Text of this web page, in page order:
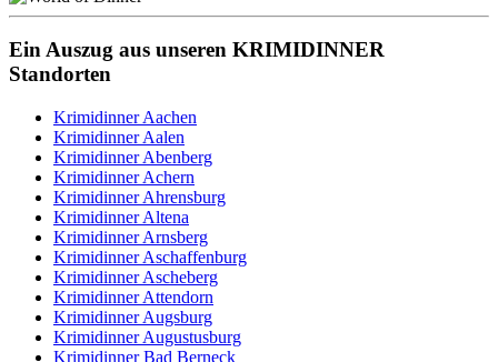
Ein Auszug aus unseren KRIMIDINNER
Standorten
Krimidinner Aachen
Krimidinner Aalen
Krimidinner Abenberg
Krimidinner Achern
Krimidinner Ahrensburg
Krimidinner Altena
Krimidinner Arnsberg
Krimidinner Aschaffenburg
Krimidinner Ascheberg
Krimidinner Attendorn
Krimidinner Augsburg
Krimidinner Augustusburg
Krimidinner Bad Berneck